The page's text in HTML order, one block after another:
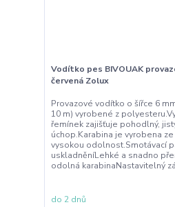
Vodítko pes BIVOUAK
červená Zolux
Provazové vodítko o šířce 6
10 m) vyrobené z
řemínek zajišťuje pohodlný,
úchop.Karabina je vyrobena
vysokou odolnost.Smotávací
uskladněníLehké a snadno
odolná karabinaNastavitelný
do 2 dnů